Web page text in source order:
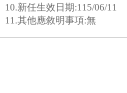
10.新任生效日期:115/06/11
11.其他應敘明事項:無